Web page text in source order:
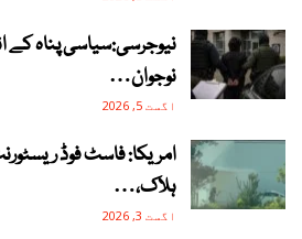
نیوجرسی:سیاسی پناہ کے
نوجوان…
اگست 5, 2026
ہلاک،…
اگست 3, 2026